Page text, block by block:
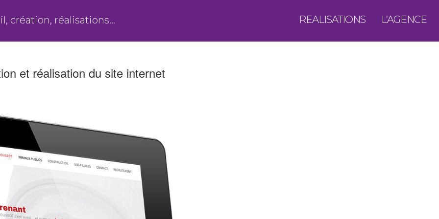
création, réalisations… REALISATIONS L’AGENCE
et réalisation du site internet